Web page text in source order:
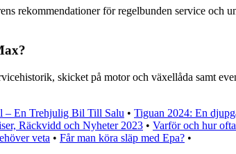
rekommendationer för regelbunden service och
skicket på motor och växellåda samt
– En Trehjulig Bil Till Salu • Tiguan 2024: En
Räckvidd och Nyheter 2023 • Varför och hur
veta • Får man köra släp med Epa? •